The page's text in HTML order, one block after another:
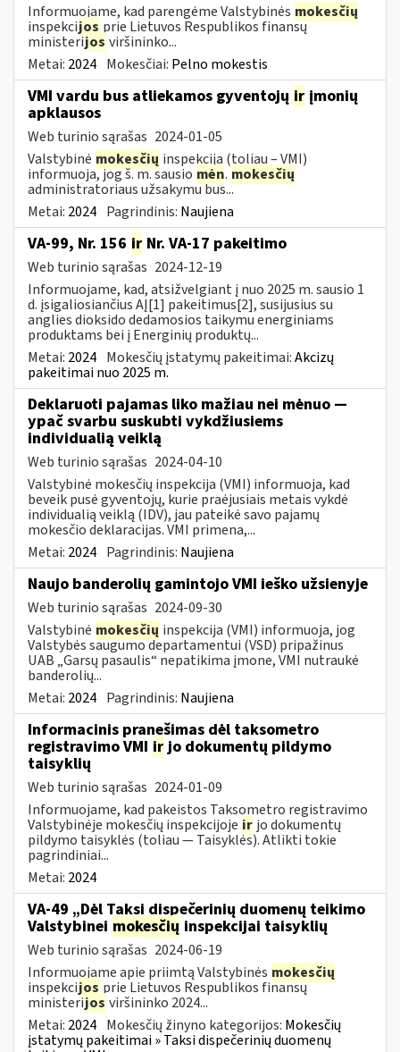
Informuojame, kad parengėme Valstybinės mokesčių
inspekcijos prie Lietuvos Respublikos finansų
ministerijos viršininko...
Metai: 2024 Mokesčiai: Pelno mokestis
VMI vardu bus atliekamos gyventojų ir įmonių
apklausos
Web turinio sąrašas 2024-01-05
Valstybinė mokesčių inspekcija (toliau – VMI)
informuoja, jog š. m. sausio mėn. mokesčių
administratoriaus užsakymu bus...
Metai: 2024 Pagrindinis: Naujiena
VA-99, Nr. 156 ir Nr. VA-17 pakeitimo
Web turinio sąrašas 2024-12-19
Informuojame, kad, atsižvelgiant į nuo 2025 m. sausio 1
d. įsigaliosiančius AĮ[1] pakeitimus[2], susijusius su
anglies dioksido dedamosios taikymu energiniams
produktams bei į Energinių produktų...
Metai: 2024 Mokesčių įstatymų pakeitimai:Akcizų
pakeitimai nuo 2025 m.
Deklaruoti pajamas liko mažiau nei mėnuo —
ypač svarbu suskubti vykdžiusiems
individualią veiklą
Web turinio sąrašas 2024-04-10
Valstybinė mokesčių inspekcija (VMI) informuoja, kad
beveik pusė gyventojų, kurie praėjusiais metais vykdė
individualią veiklą (IDV), jau pateikė savo pajamų
mokesčio deklaracijas. VMI primena,...
Metai: 2024 Pagrindinis: Naujiena
Naujo banderolių gamintojo VMI ieško užsienyje
Web turinio sąrašas 2024-09-30
Valstybinė mokesčių inspekcija (VMI) informuoja, jog
Valstybės saugumo departamentui (VSD) pripažinus
UAB „Garsų pasaulis“ nepatikima įmone, VMI nutraukė
banderolių...
Metai: 2024 Pagrindinis: Naujiena
Informacinis pranešimas dėl taksometro
registravimo VMI irjo dokumentų pildymo
taisyklių
Web turinio sąrašas 2024-01-09
Informuojame, kad pakeistos Taksometro registravimo
Valstybinėje mokesčių inspekcijoje ir jo dokumentų
pildymo taisyklės (toliau — Taisyklės). Atlikti tokie
pagrindiniai...
Metai: 2024
VA-49 „Dėl Taksi dispečerinių duomenų teikimo
Valstybinei mokesčių inspekcijai taisyklių
Web turinio sąrašas 2024-06-19
Informuojame apie priimtą Valstybinės mokesčių
inspekcijos prie Lietuvos Respublikos finansų
ministerijos viršininko 2024...
Metai: 2024 Mokesčių žinyno kategorijos: Mokesčių
įstatymų pakeitimai » Taksi dispečerinių duomenų